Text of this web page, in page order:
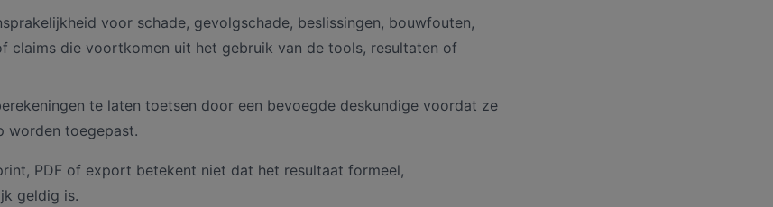
voor schade, gevolgschade, beslissingen, bouwfouten,
claims die voortkomen uit het gebruik van de tools, resultaten of
te laten toetsen door een bevoegde deskundige voordat ze
worden toegepast.
PDF of export betekent niet dat het resultaat formeel,
geldig is.